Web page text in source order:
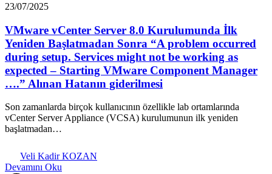
23/07/2025
VMware vCenter Server 8.0 Kurulumunda İlk
Yeniden Başlatmadan Sonra “A problem occurred
during setup. Services might not be working as
expected – Starting VMware Component Manager
….” Alınan Hatanın giderilmesi
Son zamanlarda birçok kullanıcının özellikle lab ortamlarında
vCenter Server Appliance (VCSA) kurulumunun ilk yeniden
başlatmadan…
Veli Kadir KOZAN
Devamını Oku